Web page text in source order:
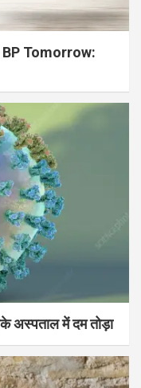
Tomorrow:
अस्पताल में दम तोड़ा